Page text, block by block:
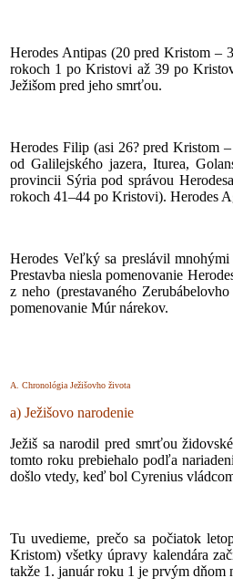
Herodes Antipas (20 pred Kristom –
rokoch 1 po Kristovi až 39 po
Ježišom pred jeho smrťou.
Herodes Filip (asi 26? pred Kristom
od Galilejského jazera, Iturea,
provincii Sýria pod správou
rokoch 41–44 po Kristovi). Herodes
Herodes Veľký sa preslávil
Prestavba niesla pomenovanie
z neho (prestavaného
pomenovanie Múr nárekov.
A. Chronológia Ježišovho života
a) Ježišovo narodenie
Ježiš sa narodil pred smrťou
tomto roku prebiehalo podľa
došlo vtedy, keď bol Cyrenius
Tu uvedieme, prečo sa počiatok
Kristom) všetky úpravy kalendára
takže 1. január roku 1 je prvým dňom